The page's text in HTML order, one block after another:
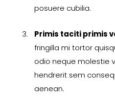
posuere cubilia.
Primis taciti primis
fringilla mi tortor
odio neque molestie
hendrerit sem
aenean.